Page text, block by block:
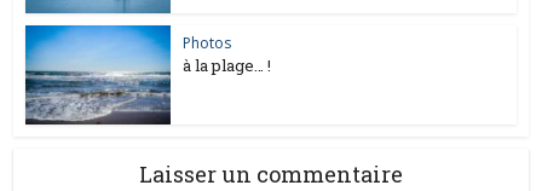
Photos
à la plage… !
Laisser un commentaire